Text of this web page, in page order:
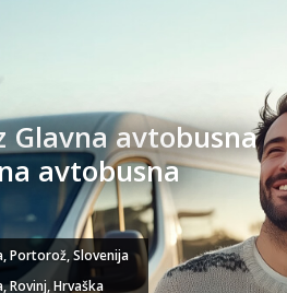
Glavna avtobusna
avtobusna
Portorož, Slovenija
Rovinj, Hrvaška